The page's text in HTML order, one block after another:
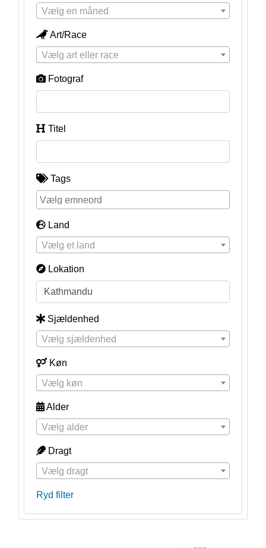
Vælg en måned
Art/Race
Vælg art eller race
Fotograf
Titel
Tags
Land
Vælg et land
Lokation
Sjældenhed
Vælg sjældenhed
Køn
Vælg køn
Alder
Vælg alder
Dragt
Vælg dragt
Ryd filter